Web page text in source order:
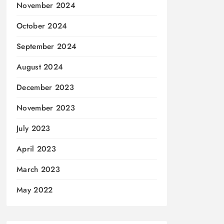
November 2024
October 2024
September 2024
August 2024
December 2023
November 2023
July 2023
April 2023
March 2023
May 2022